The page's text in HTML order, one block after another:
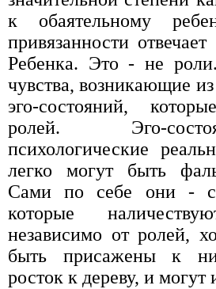
к обаятельному
привязанности
Ребенка. Это - не
чувства, возникающие
эго-состояний,
ролей. Эго-
психологические
легко могут быть
Сами по себе они -
которые
независимо от ролей,
быть присажены к
росток к дереву, и могут